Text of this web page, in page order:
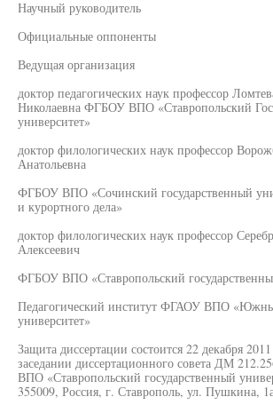
Научный руководитель
Официальные оппоненты
Ведущая организация
доктор педагогических наук профессор
Николаевна ФГБОУ ВПО «Ставропольский
университет»
доктор филологических наук профессор
Анатольевна
ФГБОУ ВПО «Сочинский государственный
и курортного дела»
доктор филологических наук профессор
Алексеевич
ФГБОУ ВПО «Ставропольский
Педагогический институт ФГАОУ ВПО
университет»
Защита диссертации состоится 22 декабря
заседании диссертационного совета ДМ
ВПО «Ставропольский государственный
355009, Россия, г. Ставрополь, ул. Пушкина,